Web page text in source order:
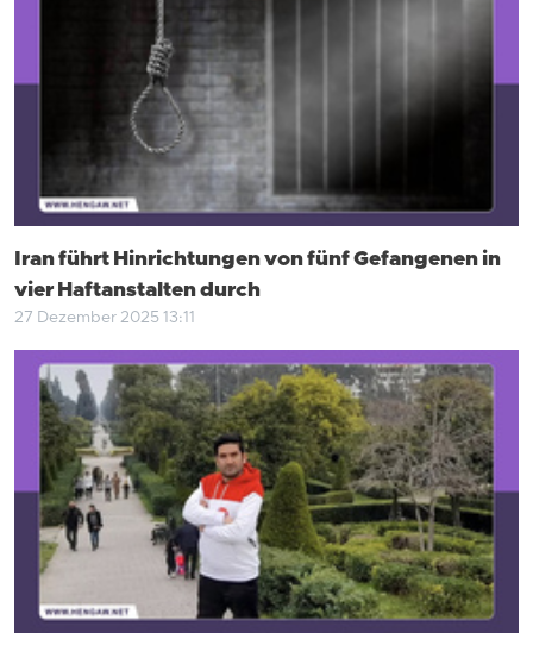
Iran führt Hinrichtungen von fünf Gefangenen in
vier Haftanstalten durch
27 Dezember 2025 13:11